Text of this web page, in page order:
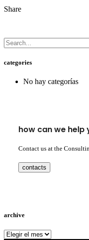
Share
categories
No hay categorías
how can we help
Contact us at the
contacts
archive
archive